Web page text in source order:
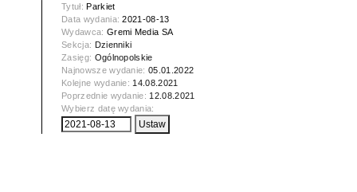
Tytuł:Parkiet
Data wydania:2021-08-13
Wydawca: Gremi Media SA
Sekcja: Dzienniki
Zasięg: Ogólnopolskie
Najnowsze wydanie:05.01.2022
Kolejne wydanie: 14.08.2021
Poprzednie wydanie: 12.08.2021
Wybierz datę wydania: